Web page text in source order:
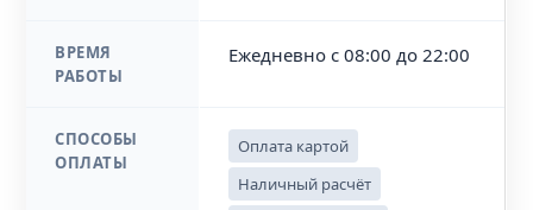
ВРЕМЯ
РАБОТЫ
Ежедневно с 08:00 до 22:00
СПОСОБЫ
ОПЛАТЫ
Оплата картой
Наличный расчёт